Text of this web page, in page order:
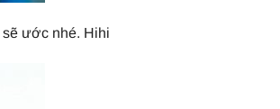
sẽ ước nhé. Hihi